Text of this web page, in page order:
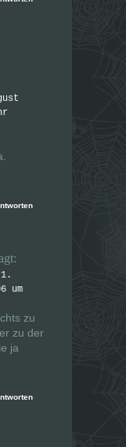
um
zu
zu der
ja